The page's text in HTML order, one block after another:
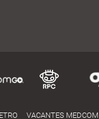
VACANTES MEDCOM